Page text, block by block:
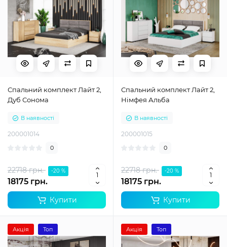
Спальний комплект Лайт 2,
Дуб Сонома
В наявності
200001014
0
22718 грн. -20 %
18175 грн.
Купити
Спальний комплект Лайт 2,
Німфея Альба
В наявності
200001015
0
22718 грн. -20 %
18175 грн.
Купити
Акція Топ Акція Топ